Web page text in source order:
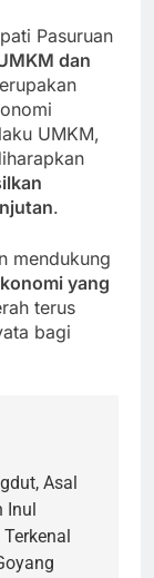
Pasuruan
dan
UMKM,
.
mendukung
yang
terus
bagi
Asal
Inul